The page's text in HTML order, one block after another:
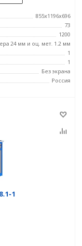
855x1196x696
73
1200
24 мм и оц. мет. 1.2 мм
1
1
Без экрана
Россия
1